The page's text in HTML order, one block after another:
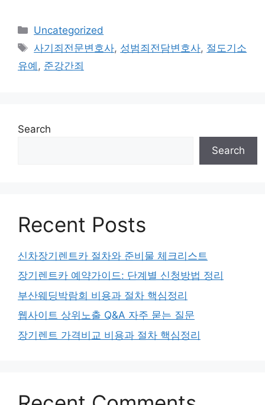
Categories
Uncategorized
Tags
사기죄전문변호사, 성범죄전담변호사, 절도기소
유예 , 준강간죄
Search
Search
Recent Posts
신차장기렌트카 절차와 준비물 체크리스트
장기렌트카 예약가이드: 단계별 신청방법 정리
부산웨딩박람회 비용과 절차 핵심정리
웹사이트 상위노출 Q&A 자주 묻는 질문
장기렌트 가격비교 비용과 절차 핵심정리